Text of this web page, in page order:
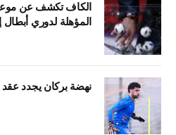
الكاف تكشف عن
المؤهلة لدوري أبطال
نهضة بركان يجدد